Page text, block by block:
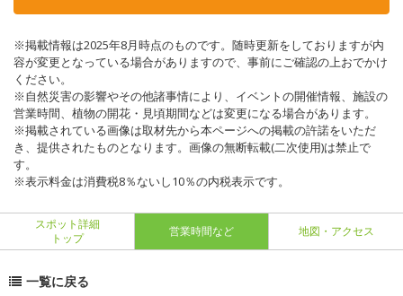
※掲載情報は2025年8月時点のものです。随時更新をしておりますが内
容が変更となっている場合がありますので、事前にご確認の上おでかけ
ください。
※自然災害の影響やその他諸事情により、イベントの開催情報、施設の
営業時間、植物の開花・見頃期間などは変更になる場合があります。
※掲載されている画像は取材先から本ページへの掲載の許諾をいただ
き、提供されたものとなります。画像の無断転載(二次使用)は禁止で
す。
※表示料金は消費税8％ないし10％の内税表示です。
スポット詳細
トップ
営業時間など 地図・アクセス
一覧に戻る